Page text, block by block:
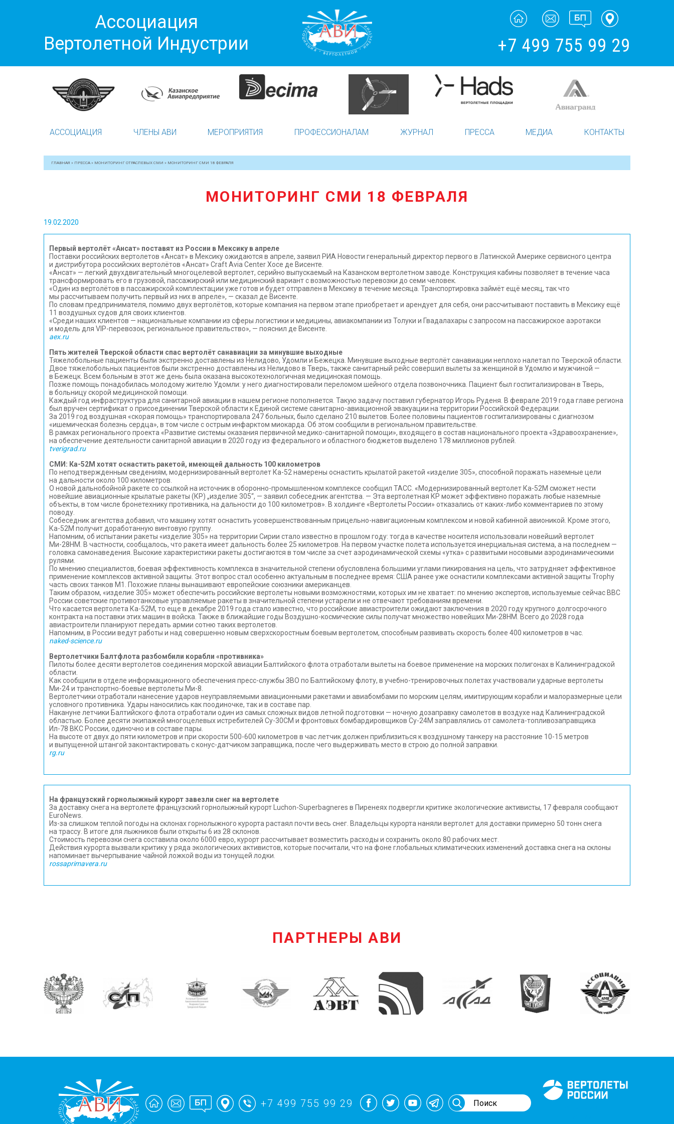
Ассоциация
Вертолетной Индустрии
+7 499 755 99 29
АССОЦИАЦИЯ ЧЛЕНЫ АВИ МЕРОПРИЯТИЯ ПРОФЕССИОНАЛАМ ЖУРНАЛ ПРЕССА МЕДИА КОНТАКТЫ
ГЛАВНАЯ » ПРЕССА » МОНИТОРИНГ ОТРАСЛЕВЫХ СМИ » МОНИТОРИНГ СМИ 18 ФЕВРАЛЯ
МОНИТОРИНГ СМИ 18 ФЕВРАЛЯ
19.02.2020
Первый вертолёт «Ансат» поставят из России в Мексику в апреле
Поставки российских вертолетов «Ансат» в Мексику ожидаются в апреле, заявил РИА Новости генеральный директор первого в Латинской Америке сервисного центра
и дистрибутора российских вертолётов «Ансат» Craft Avia Center Хосе де Висенте.
«Ансат» — легкий двухдвигательный многоцелевой вертолет, серийно выпускаемый на Казанском вертолетном заводе. Конструкция кабины позволяет в течение часа
трансформировать его в грузовой, пассажирский или медицинский вариант с возможностью перевозки до семи человек.
«Один из вертолётов в пассажирской комплектации уже готов и будет отправлен в Мексику в течение месяца. Транспортировка займёт ещё месяц, так что
мы рассчитываем получить первый из них в апреле», — сказал де Висенте.
По словам предпринимателя, помимо двух вертолётов, которые компания на первом этапе приобретает и арендует для себя, они рассчитывают поставить в Мексику ещё
11 воздушных судов для своих клиентов.
«Среди наших клиентов — национальные компании из сферы логистики и медицины, авиакомпании из Толуки и Гвадалахары с запросом на пассажирское аэротакси
и модель для VIP-перевозок, региональное правительство», — пояснил де Висенте.
aex.ru
Пять жителей Тверской области спас вертолёт санавиации за минувшие выходные
Тяжелобольные пациенты были экстренно доставлены из Нелидово, Удомли и Бежецка. Минувшие выходные вертолёт санавиации неплохо налетал по Тверской области.
Двое тяжелобольных пациентов были экстренно доставлены из Нелидово в Тверь, также санитарный рейс совершил вылеты за женщиной в Удомлю и мужчиной —
в Бежецк. Всем больным в этот же день была оказана высокотехнологичная медицинская помощь.
Позже помощь понадобилась молодому жителю Удомли: у него диагностировали переломом шейного отдела позвоночника. Пациент был госпитализирован в Тверь,
в больницу скорой медицинской помощи.
Каждый год инфраструктура для санитарной авиации в нашем регионе пополняется. Такую задачу поставил губернатор Игорь Руденя. В феврале 2019 года главе региона
был вручен сертификат о присоединении Тверской области к Единой системе санитарно-авиационной эвакуации на территории Российской Федерации.
За 2019 год воздушная «скорая помощь» транспортировала 247 больных, было сделано 210 вылетов. Более половины пациентов госпитализированы с диагнозом
«ишемическая болезнь сердца», в том числе с острым инфарктом миокарда. Об этом сообщили в региональном правительстве.
В рамках регионального проекта «Развитие системы оказания первичной медико-санитарной помощи», входящего в состав национального проекта «Здравоохранение»,
на обеспечение деятельности санитарной авиации в 2020 году из федерального и областного бюджетов выделено 178 миллионов рублей.
tverigrad.ru
СМИ: Ка-52М хотят оснастить ракетой, имеющей дальность 100 километров
По неподтвержденным сведениям, модернизированный вертолет Ка-52 намерены оснастить крылатой ракетой «изделие 305», способной поражать наземные цели
на дальности около 100 километров.
О новой дальнобойной ракете со ссылкой на источник в оборонно-промышленном комплексе сообщил ТАСС. «Модернизированный вертолет Ка-52М сможет нести
новейшие авиационные крылатые ракеты (КР) „изделие 305“, — заявил собеседник агентства. — Эта вертолетная КР может эффективно поражать любые наземные
объекты, в том числе бронетехнику противника, на дальности до 100 километров». В холдинге «Вертолеты России» отказались от каких-либо комментариев по этому
поводу.
Собеседник агентства добавил, что машину хотят оснастить усовершенствованным прицельно-навигационным комплексом и новой кабинной авионикой. Кроме этого,
Ка-52М получит доработанную винтовую группу.
Напомним, об испытании ракеты «изделие 305» на территории Сирии стало известно в прошлом году: тогда в качестве носителя использовали новейший вертолет
Ми-28НМ. В частности, сообщалось, что ракета имеет дальность более 25 километров. На первом участке полета используется инерциальная система, а на последнем —
головка самонаведения. Высокие характеристики ракеты достигаются в том числе за счет аэродинамической схемы «утка» с развитыми носовыми аэродинамическими
рулями.
По мнению специалистов, боевая эффективность комплекса в значительной степени обусловлена большими углами пикирования на цель, что затрудняет эффективное
применение комплексов активной защиты. Этот вопрос стал особенно актуальным в последнее время: США ранее уже оснастили комплексами активной защиты Trophy
часть своих танков M1. Похожие планы вынашивают европейские союзники американцев.
Таким образом, «изделие 305» может обеспечить российские вертолеты новыми возможностями, которых им не хватает: по мнению экспертов, используемые сейчас ВВС
России советские противотанковые управляемые ракеты в значительной степени устарели и не отвечают требованиям времени.
Что касается вертолета Ка-52М, то еще в декабре 2019 года стало известно, что российские авиастроители ожидают заключения в 2020 году крупного долгосрочного
контракта на поставки этих машин в войска. Также в ближайшие годы Воздушно-космические силы получат множество новейших Ми-28НМ. Всего до 2028 года
авиастроители планируют передать армии сотню таких вертолетов.
Напомним, в России ведут работы и над совершенно новым сверхскоростным боевым вертолетом, способным развивать скорость более 400 километров в час.
naked-science.ru
Вертолетчики Балтфлота разбомбили корабли «противника»
Пилоты более десяти вертолетов соединения морской авиации Балтийского флота отработали вылеты на боевое применение на морских полигонах в Калининградской
области.
Как сообщили в отделе информационного обеспечения пресс-службы ЗВО по Балтийскому флоту, в учебно-тренировочных полетах участвовали ударные вертолеты
Ми-24 и транспортно-боевые вертолеты Ми-8.
Вертолетчики отработали нанесение ударов неуправляемыми авиационными ракетами и авиабомбами по морским целям, имитирующим корабли и малоразмерные цели
условного противника. Удары наносились как поодиночке, так и в составе пар.
Накануне летчики Балтийского флота отработали один из самых сложных видов летной подготовки — ночную дозаправку самолетов в воздухе над Калининградской
областью. Более десяти экипажей многоцелевых истребителей Су-30СМ и фронтовых бомбардировщиков Су-24М заправлялись от самолета-топливозаправщика
Ил-78 ВКС России, одиночно и в составе пары.
На высоте от двух до пяти километров и при скорости 500-600 километров в час летчик должен приблизиться к воздушному танкеру на расстояние 10-15 метров
и выпущенной штангой законтактировать с конус-датчиком заправщика, после чего выдерживать место в строю до полной заправки.
rg.ru
На французский горнолыжный курорт завезли снег на вертолете
За доставку снега на вертолете французский горнолыжный курорт Luchon-Superbagneres в Пиренеях подвергли критике экологические активисты, 17 февраля сообщают
EuroNews.
Из-за слишком теплой погоды на склонах горнолыжного курорта растаял почти весь снег. Владельцы курорта наняли вертолет для доставки примерно 50 тонн снега
на трассу. В итоге для лыжников были открыты 6 из 28 склонов.
Стоимость перевозки снега составила около 6000 евро, курорт рассчитывает возместить расходы и сохранить около 80 рабочих мест.
Действия курорта вызвали критику у ряда экологических активистов, которые посчитали, что на фоне глобальных климатических изменений доставка снега на склоны
напоминает вычерпывание чайной ложкой воды из тонущей лодки.
rossaprimavera.ru
ПАРТНЕРЫ АВИ
+7 499 755 99 29